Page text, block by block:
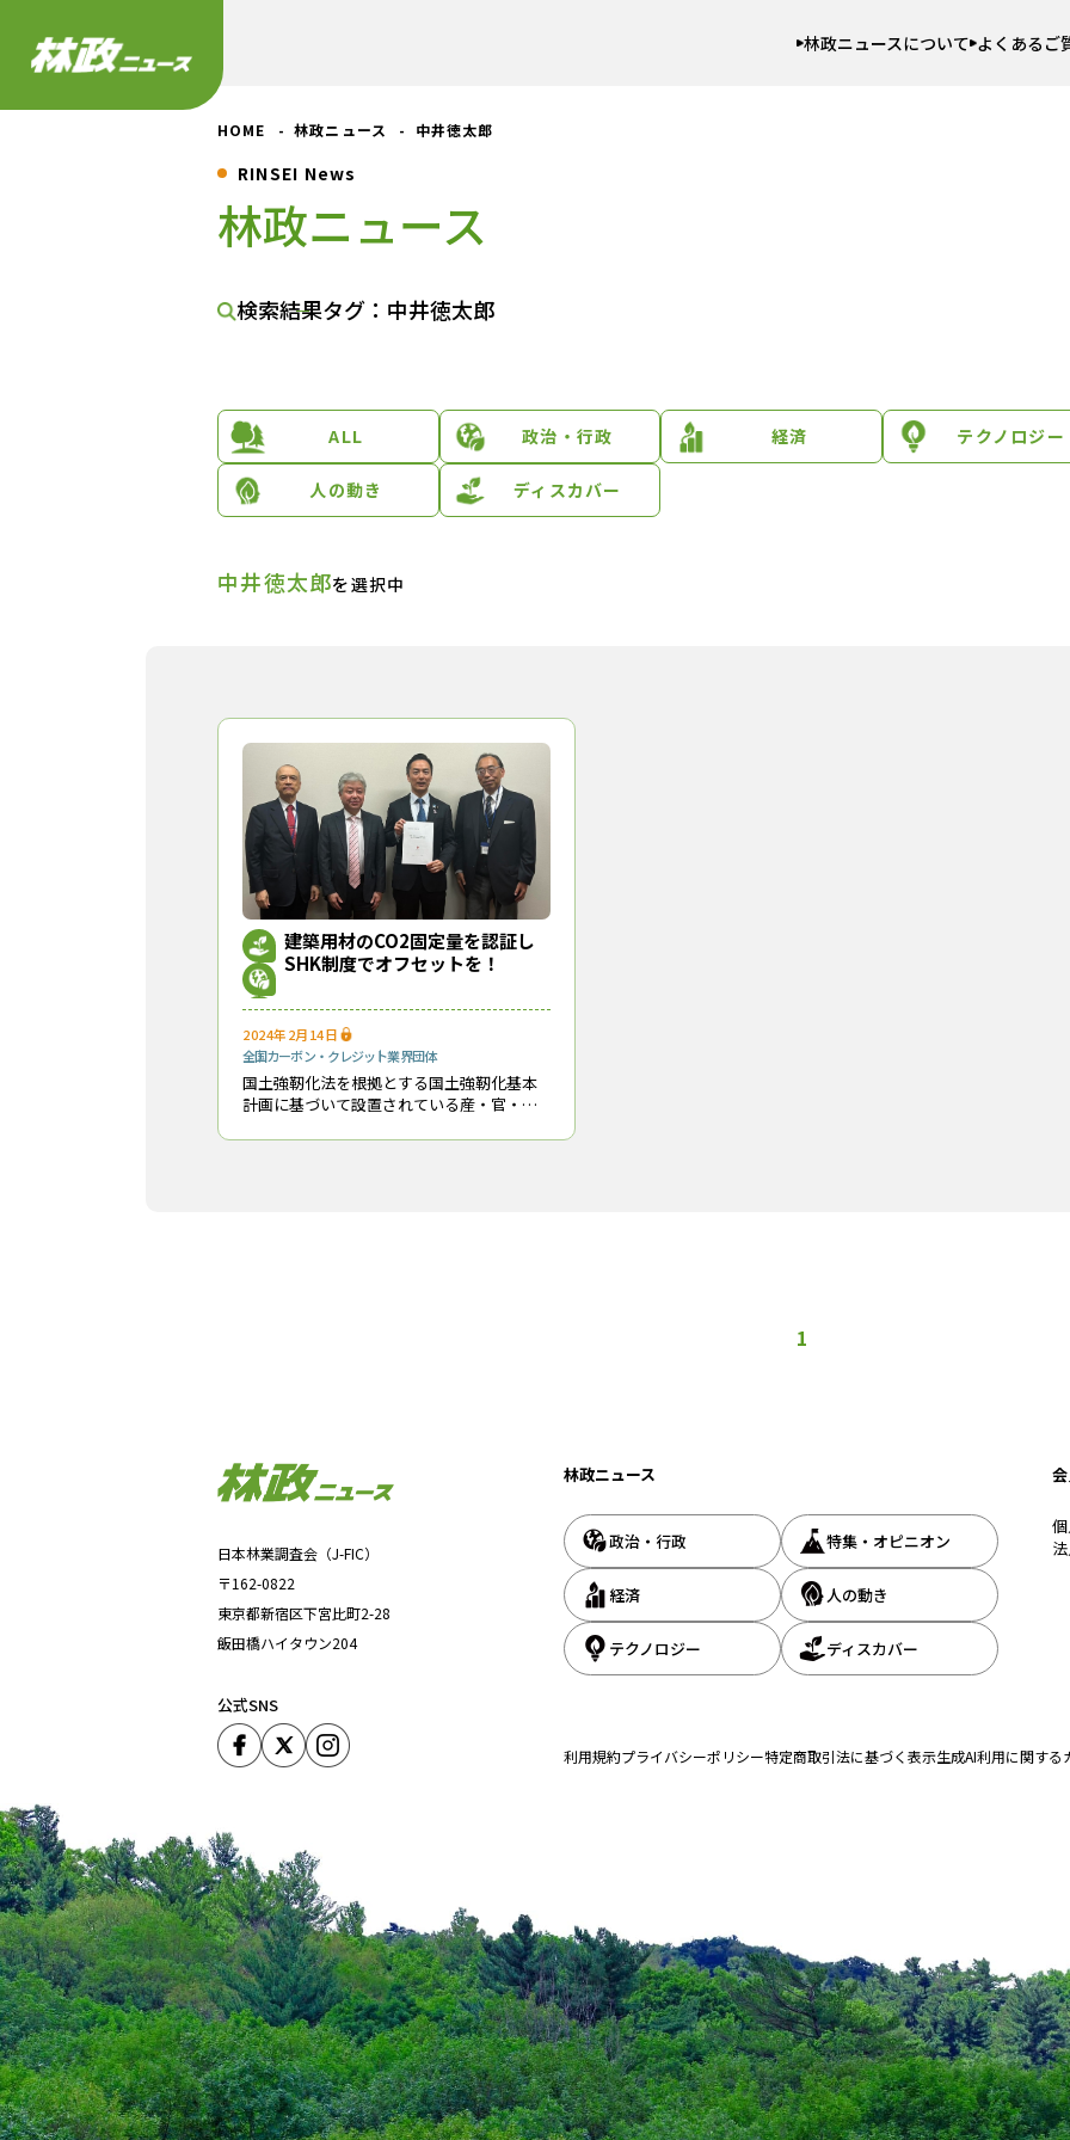
林政ニュースについて よくあるご
HOME 林政ニュース 中井徳太郎
RINSEI News
林政ニュース
検索結果タグ：中井徳太郎
ALL 政治・行政 経済 テクノロジー
人の動き ディスカバー
中井徳太郎を選択中
建築用材のCO2固定量を認証し
SHK制度でオフセットを！
2024年2月14日
全国カーボン・クレジット業界団体
国土強靭化法を根拠とする国土強靭化基本
計画に基づいて設置されている産・官・
ンスジャパン推進協議会」（東京都千代田
1
日本林業調査会（J-FIC）
〒162-0822
東京都新宿区下宮比町2-28
飯田橋ハイタウン204
公式SNS
林政ニュース
政治・行政 特集・オピニオン
経済 人の動き
テクノロジー ディスカバー
利用規約プライバシーポリシー特定商取引法に基づく表示生成AI利用に関する